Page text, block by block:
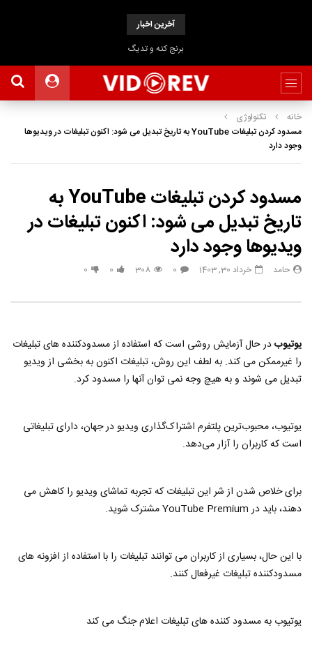
آخرین اخبار
برنج کته و تدیگ
خانه
تکنولوژی
مسدود کردن تبلیغات YouTube به تاریخ تبدیل می شود: اکنون تبلیغات در ویدیوها
وجود دارد
مسدود کردن تبلیغات YouTube به
تاریخ تبدیل می شود: اکنون تبلیغات در
ویدیوها وجود دارد
حامد خرداد 30, 1403 0
308
0
0
یوتیوبدر حال آزمایش روشی است که استفاده از مسدودکننده های تبلیغات
را غیرممکن می کند. به لطف این روش، تبلیغات اکنون به بخشی از ویدیو
تبدیل می شوند و به هیچ وجه نمی توان آنها را مسدود کرد.
یوتیوب، محبوب‌ترین پلتفرم اشتراک‌گذاری ویدیو در جهان، دارای تبلیغاتی
است که کاربران را آزار می‌دهد.
برای خلاص شدن از شر این تبلیغات که تجربه تماشای ویدیو را کاهش می
دهند، باید در YouTube Premium مشترک شوید.
با این حال، بسیاری از کاربران می توانند تبلیغات را با استفاده از افزونه های
مسدودکننده تبلیغات غیرفعال کنند.
یوتیوب به مسدود کننده های تبلیغات اعلام جنگ می کند